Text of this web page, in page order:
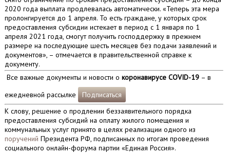
2020 года выплата продлевалась автоматически. «Теперь эта мера
пролонгируется до 1 апреля. То есть граждане, у которых срок
предоставления субсидии истекает в период с 1 января по 1
апреля 2021 года, смогут получить господдержку в прежнем
размере на последующие шесть месяцев без подачи заявлений и
документов», – отмечается в правительственной справке к
документу.
Все важные документы и новости о коронавирусе COVID-19– в
ежедневной рассылке
Подписаться
К слову, решение о продлении беззаявительного порядка
предоставления субсидий на оплату жилого помещения и
коммунальных услуг принято в целях реализации одного из
поручений Президента РФ, подписанных по итогам проведения
социального онлайн-форума партии «Единая Россия».